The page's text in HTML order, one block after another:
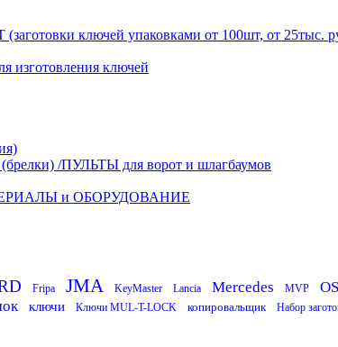
ключей упаковками от 100шт, от 25тыс.
ключей
/ПУЛЬТЫ для ворот и шлагбаумов
и ОБОРУДОВАНИЕ
Fripa JMA KeyMaster Lancia Mercedes MVP
ключи Ключи MUL-T-LOCK копировальщик Набор